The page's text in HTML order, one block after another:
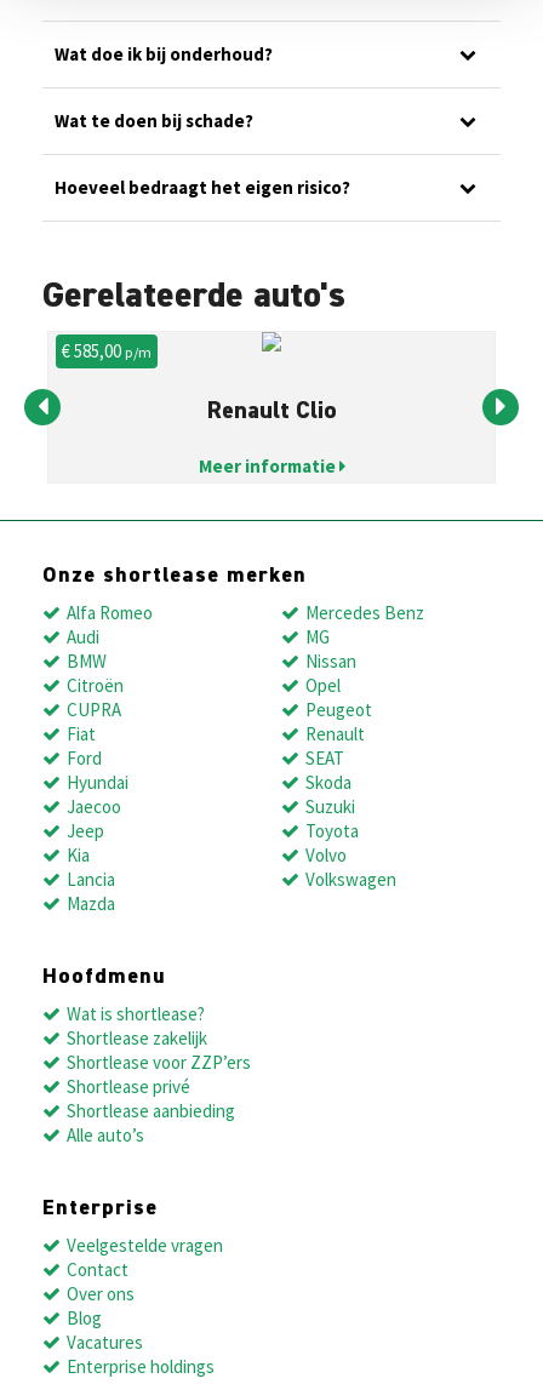
Wat doe ik bij onderhoud?
Wat te doen bij schade?
Hoeveel bedraagt het eigen risico?
Gerelateerde auto's
€ 585,00p/m
Renault Clio
Meer informatie
Onze shortlease merken
Alfa Romeo
Audi
BMW
Citroën
CUPRA
Fiat
Ford
Hyundai
Jaecoo
Jeep
Kia
Lancia
Mazda
Mercedes Benz
MG
Nissan
Opel
Peugeot
Renault
SEAT
Skoda
Suzuki
Toyota
Volvo
Volkswagen
Hoofdmenu
Wat is shortlease?
Shortlease zakelijk
Shortlease voor ZZP’ers
Shortlease privé
Shortlease aanbieding
Alle auto’s
Enterprise
Veelgestelde vragen
Contact
Over ons
Blog
Vacatures
Enterprise holdings